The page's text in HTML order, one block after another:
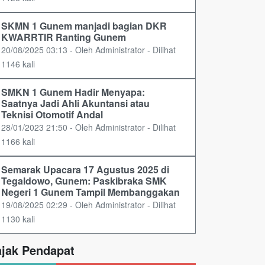
SKMN 1 Gunem manjadi bagian DKR
KWARRTIR Ranting Gunem
20/08/2025 03:13 - Oleh Administrator - Dilihat
1146 kali
SMKN 1 Gunem Hadir Menyapa:
Saatnya Jadi Ahli Akuntansi atau
Teknisi Otomotif Andal
28/01/2023 21:50 - Oleh Administrator - Dilihat
1166 kali
Semarak Upacara 17 Agustus 2025 di
Tegaldowo, Gunem: Paskibraka SMK
Negeri 1 Gunem Tampil Membanggakan
19/08/2025 02:29 - Oleh Administrator - Dilihat
1130 kali
Pendapat